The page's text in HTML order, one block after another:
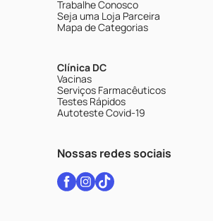
Trabalhe Conosco
Seja uma Loja Parceira
Mapa de Categorias
Clínica DC
Vacinas
Serviços Farmacêuticos
Testes Rápidos
Autoteste Covid-19
Nossas redes sociais